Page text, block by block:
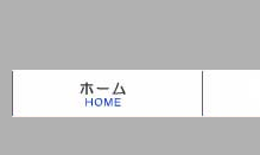
不安定な状況もあります。会員様に
は、ご不便をお掛けしますが宜しく